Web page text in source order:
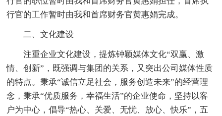
行官的工作暂时由我和首席财务官黄惠娟完成。
二、文化建设
注重企业文化建设，提炼钟颖媒体文化“双赢、激
情、创新”，既强调与集团的关系，又突出公司媒体性质
的特点。秉承“诚信立足社会，服务创造未来”的经营理
念，秉承“优质服务，幸福生活”的企业使命，坚持以客
户为中心，倡导“热心、关爱、无忧、放心、快乐”，五